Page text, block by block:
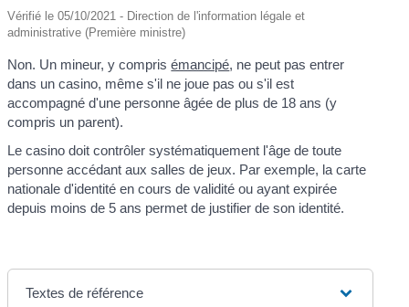
Vérifié le 05/10/2021 - Direction de l'information légale et
administrative (Première ministre)
Non. Un mineur, y comprisémancipé, ne peut pas entrer
dans un casino, même s'il ne joue pas ou s'il est
accompagné d'une personne âgée de plus de 18 ans (y
compris un parent).
Le casino doit contrôler systématiquement l'âge de toute
personne accédant aux salles de jeux. Par exemple, la carte
nationale d'identité en cours de validité ou ayant expirée
depuis moins de 5 ans permet de justifier de son identité.
Textes de référence